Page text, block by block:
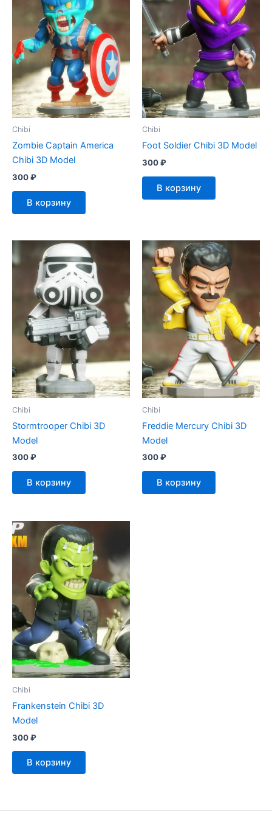
Chibi
Zombie Captain America
Chibi 3D Model
300₽
В корзину
Chibi
Foot Soldier Chibi 3D Model
300₽
В корзину
Chibi
Stormtrooper Chibi 3D
Model
300₽
В корзину
Chibi
Freddie Mercury Chibi 3D
Model
300₽
В корзину
Chibi
Frankenstein Chibi 3D
Model
300₽
В корзину